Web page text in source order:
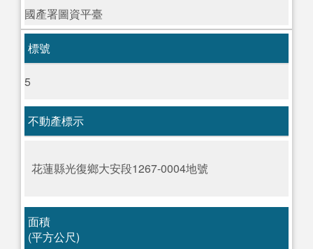
國產署圖資平臺
標號
5
不動產標示
花蓮縣光復鄉大安段1267-0004地號
面積
(平方公尺)